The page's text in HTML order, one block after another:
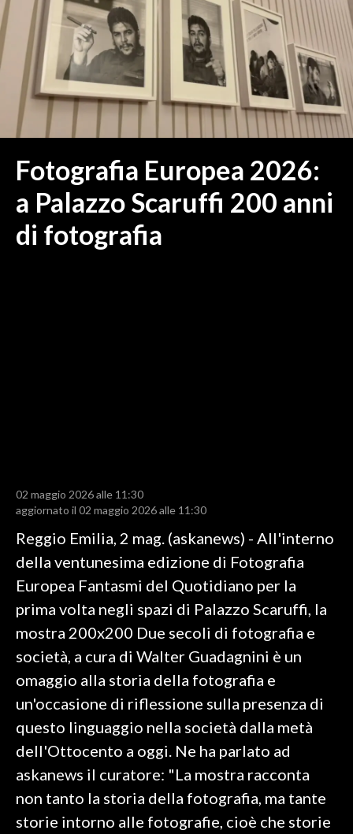
MEDIO CAMPIDANO
ORISTANO E PROVINCIA
SASSARI E PROVINCIA
GALLURA
NUORO E PROVINCIA
OGLIASTRA
ITALIA
MONDO
RISULTATI E CLASSIFICHE
CALCIO REGIONALE
BASKET
VOLLEY
MOTORI
TENNIS
ALTRI SPORT
CULTURA
SPETTACOLI
GOSSIP
SALUTE
Fotografia Europea 2026:
a Palazzo Scaruffi 200 anni
di fotografia
02 maggio 2026 alle 11:30
aggiornato il 02 maggio 2026 alle 11:30
Reggio Emilia, 2 mag. (askanews) - All'interno
della ventunesima edizione di Fotografia
Europea Fantasmi del Quotidiano per la
prima volta negli spazi di Palazzo Scaruffi, la
mostra 200x200 Due secoli di fotografia e
società, a cura di Walter Guadagnini è un
omaggio alla storia della fotografia e
un'occasione di riflessione sulla presenza di
questo linguaggio nella società dalla metà
dell'Ottocento a oggi. Ne ha parlato ad
askanews il curatore: "La mostra racconta
non tanto la storia della fotografia, ma tante
storie intorno alle fotografie, cioè che storie